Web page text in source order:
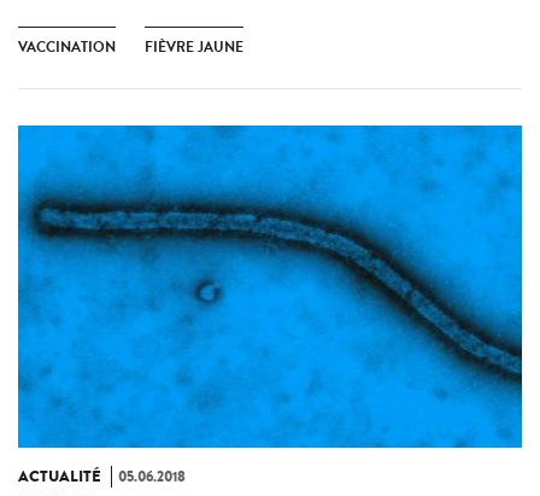
VACCINATION FIÈVRE JAUNE
ACTUALITÉ 05.06.2018